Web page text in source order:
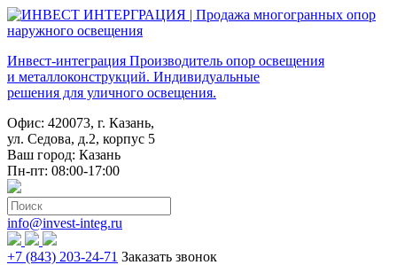
Инвест-интеграция Производитель опор освещения
и металлоконструкций. Индивидуальные
решения для уличного освещения.
Офис: 420073, г. Казань,
ул. Седова, д.2, корпус 5
Ваш город: Казань
Пн-пт: 08:00-17:00
info@invest-integ.ru
+7 (843) 203-24-71 Заказать звонок